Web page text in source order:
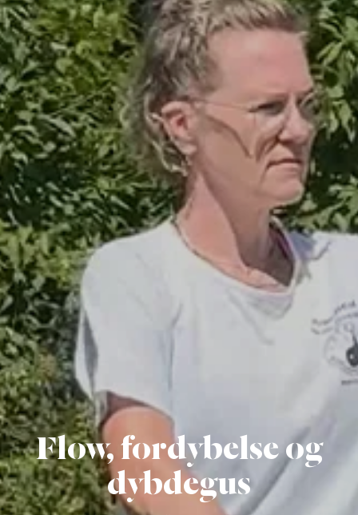
Flow, fordybelse og
dybdegus